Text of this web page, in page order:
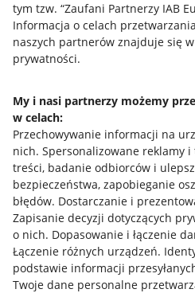
tym tzw. “Zaufani Partnerzy IAB
Informacja o celach
naszych partnerów znajduje się
prywatności.
My i nasi partnerzy możemy
w celach:
Przechowywanie informacji na
nich. Spersonalizowane reklamy
treści, badanie odbiorców i
bezpieczeństwa, zapobieganie
błędów. Dostarczanie i
Zapisanie decyzji dotyczących
o nich. Dopasowanie i łączenie
Łączenie różnych urządzeń.
podstawie informacji
Twoje dane personalne
Przydatne informacje
Jak to działa
Allegro Gadane dla sprzedających
Allegro Gadane dla kupujących
Mapa miejscowości
Informacje prawne
Regulamin
Polityka plików "cookies"